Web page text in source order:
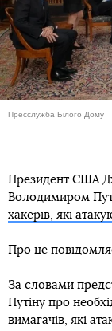
Пресслужба Білого Дому
Президент США
Володимиром
хакерів, які
Про це
За словами
Путіну про
вимагачів, які